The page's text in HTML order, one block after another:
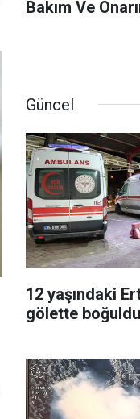
Bakım Ve
Güncel
12 yaşındaki
gölette boğuldu